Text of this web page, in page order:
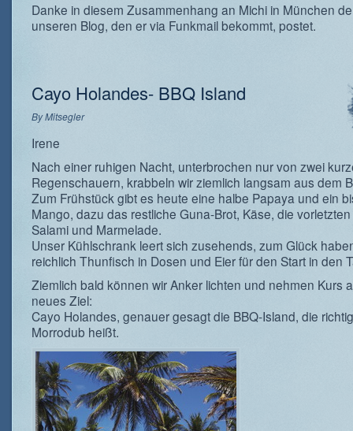
Danke in diesem Zusammenhang an Michi in München
unseren Blog, den er via Funkmail bekommt, postet.
Cayo Holandes- BBQ Island
ByMitsegler
Irene
Nach einer ruhigen Nacht, unterbrochen nur von zwei
Regenschauern, krabbeln wir ziemlich langsam aus dem
Zum Frühstück gibt es heute eine halbe Papaya und ein
Mango, dazu das restliche Guna-Brot, Käse, die
Salami und Marmelade.
Unser Kühlschrank leert sich zusehends, zum Glück
reichlich Thunfisch in Dosen und Eier für den Start in den
Ziemlich bald können wir Anker lichten und nehmen Kurs
neues Ziel:
Cayo Holandes, genauer gesagt die BBQ-Island, die richtig
Morrodub heißt.